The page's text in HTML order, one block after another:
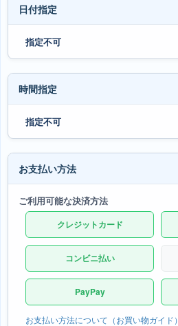
日付指定
指定不可
時間指定
指定不可
お支払い方法
ご利用可能な決済方法
クレジットカード
コンビニ払い
PayPay
お支払い方法について（お買い物ガイド）